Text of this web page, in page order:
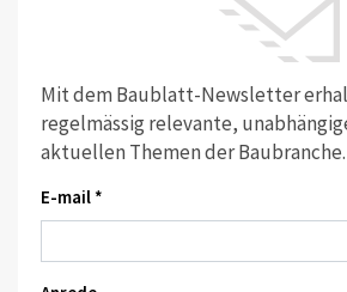
Mit dem Baublatt-Newsletter
regelmässig relevante,
aktuellen Themen der Baubranche.
E-mail *